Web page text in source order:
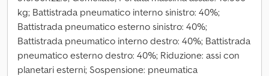
kg; Battistrada pneumatico interno sinistro: 40%;
Battistrada pneumatico esterno sinistro: 40%;
Battistrada pneumatico interno destro: 40%; Battistrada
pneumatico esterno destro: 40%; Riduzione: assi con
planetari esterni; Sospensione: pneumatica